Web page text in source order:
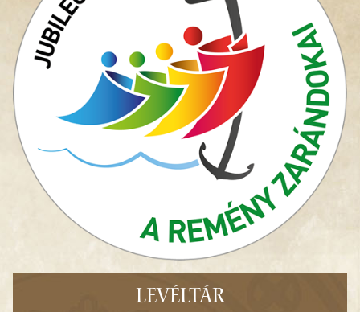
LEVÉLTÁR